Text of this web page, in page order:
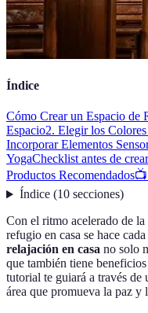
Índice
Cómo Crear un Espacio de
Espacio2. Elegir los
Incorporar Elementos
YogaChecklist antes de
Productos Recomendados
Índice(10 secciones)
Con el ritmo acelerado de
refugio en casa se hace
relajación en casa no solo
que también tiene
tutorial te guiará a través de
área que promueva la paz y